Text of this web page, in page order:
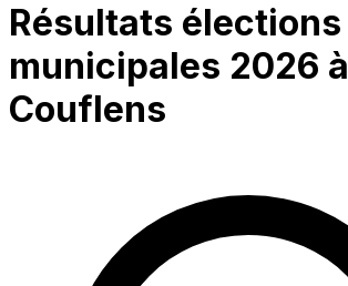
Résultats élections
municipales 2026 à
Couflens